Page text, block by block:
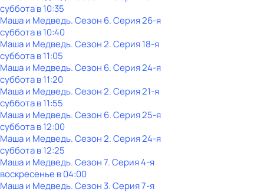
субботав10:35
Маша и Медведь. Сезон 6. Серия 26-я
субботав10:40
Маша и Медведь. Сезон 2. Серия 18-я
субботав11:05
Маша и Медведь. Сезон 6. Серия 24-я
субботав11:20
Маша и Медведь. Сезон 2. Серия 21-я
субботав11:55
Маша и Медведь. Сезон 6. Серия 25-я
субботав12:00
Маша и Медведь. Сезон 2. Серия 24-я
субботав12:25
Маша и Медведь. Сезон 7. Серия 4-я
воскресенье в04:00
Маша и Медведь. Сезон 3. Серия 7-я